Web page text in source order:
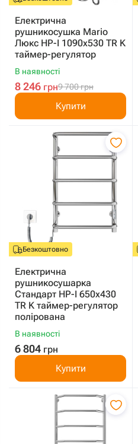
Електрична
рушникосушка Mario
Люкс HP-I 1090x530 TR K
таймер-регулятор
В наявності
9 700грн
8 246 грн
Купити
Безкоштовно
Електрична
рушникосушарка
Стандарт HP-I 650x430
TR K таймер-регулятор
полірована
В наявності
6 804 грн
Купити